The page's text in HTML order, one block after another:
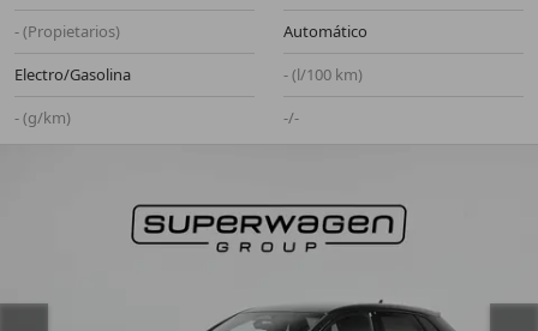
- (Propietarios)
Automático
Electro/Gasolina
- (l/100 km)
- (g/km)
-/-